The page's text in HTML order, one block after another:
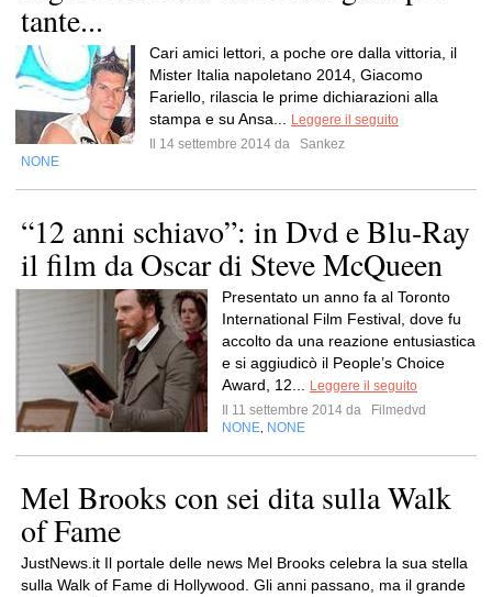
tante...
Cari amici lettori, a poche ore dalla vittoria, il
Mister Italia napoletano 2014, Giacomo
Fariello, rilascia le prime dichiarazioni alla
stampa e su Ansa...
Leggere il seguito
Il 14 settembre 2014 da
Sankez
NONE
“12 anni schiavo”: in Dvd e Blu-Ray
il film da Oscar di Steve McQueen
Presentato un anno fa al Toronto
International Film Festival, dove fu
accolto da una reazione entusiastica
e si aggiudicò il People’s Choice
Award, 12...
Leggere il seguito
Il 11 settembre 2014 da
Filmedvd
NONE NONE
Mel Brooks con sei dita sulla Walk
of Fame
JustNews.it Il portale delle news Mel Brooks celebra la sua stella
sulla Walk of Fame di Hollywood. Gli anni passano, ma il grande